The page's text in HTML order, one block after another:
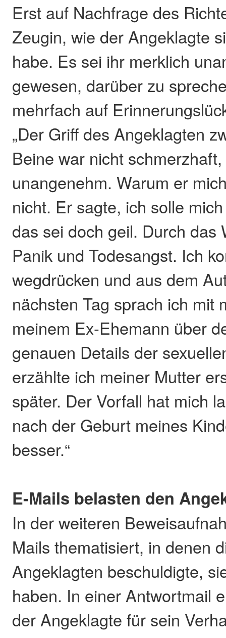
Erst auf Nachfrage des
Zeugin, wie der Angeklagte
habe. Es sei ihr merklich
gewesen, darüber zu
mehrfach auf
„Der Griff des Angeklagten
Beine war nicht
unangenehm. Warum er
nicht. Er sagte, ich solle
das sei doch geil. Durch das
Panik und Todesangst. Ich
wegdrücken und aus dem
nächsten Tag sprach ich mit
meinem Ex-Ehemann über
genauen Details der
erzählte ich meiner Mutter
später. Der Vorfall hat mich
nach der Geburt meines
besser.“
E-Mails belasten den
In der weiteren
Mails thematisiert, in denen
Angeklagten beschuldigte,
haben. In einer Antwortmail
der Angeklagte für sein